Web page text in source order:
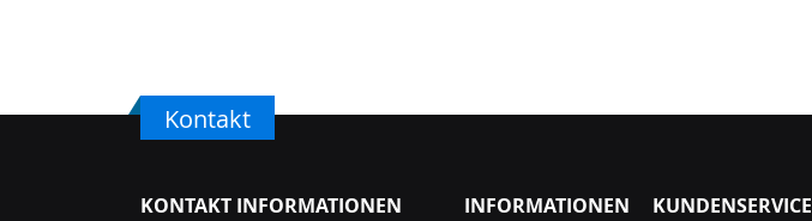
Kontakt
KONTAKT INFORMATIONEN INFORMATIONEN KUNDENSERVICE